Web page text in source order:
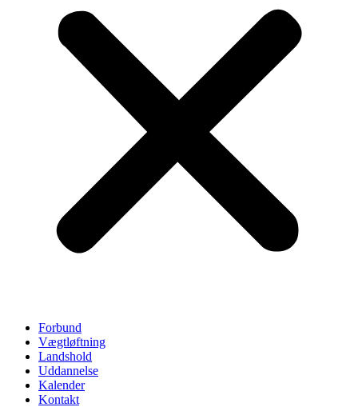
Forbund
Vægtløftning
Landshold
Uddannelse
Kalender
Kontakt